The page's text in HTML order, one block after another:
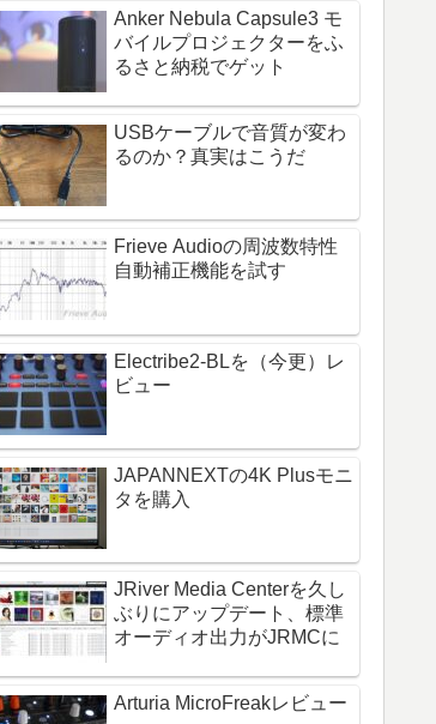
Anker Nebula Capsule3 モ
バイルプロジェクターをふ
るさと納税でゲット
USBケーブルで音質が変わ
るのか？真実はこうだ
Frieve Audioの周波数特性
自動補正機能を試す
Electribe2-BLを（今更）レ
ビュー
JAPANNEXTの4K Plusモニ
タを購入
JRiver Media Centerを久し
ぶりにアップデート、標準
オーディオ出力がJRMCに
Arturia MicroFreakレビュー